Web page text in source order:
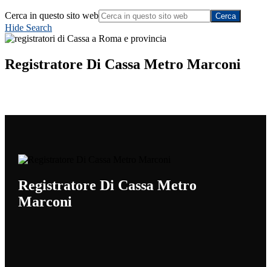
Cerca in questo sito web
Hide Search
Registratore Di Cassa Metro Marconi
Registratore Di Cassa Metro
Marconi